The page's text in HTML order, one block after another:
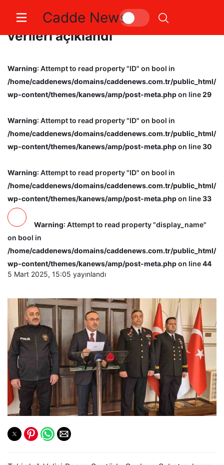
Cadde News
Tekirdağ’da son 2 ayın asayiş
verileri açıklandı
Warning: Attempt to read property "ID" on bool in
/home/caddenews/domains/caddenews.com.tr/public_html/
wp-content/themes/kanews/amp/post-meta.phpon line29
Warning: Attempt to read property "ID" on bool in
/home/caddenews/domains/caddenews.com.tr/public_html/
wp-content/themes/kanews/amp/post-meta.phpon line30
Warning: Attempt to read property "ID" on bool in
/home/caddenews/domains/caddenews.com.tr/public_html/
wp-content/themes/kanews/amp/post-meta.phpon line33
Warning: Attempt to read property "display_name"
on bool in
/home/caddenews/domains/caddenews.com.tr/public_html/
wp-content/themes/kanews/amp/post-meta.phpon line44
5 Mart 2025, 15:05 yayınlandı